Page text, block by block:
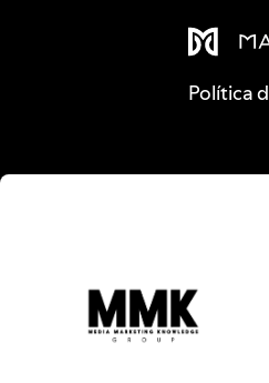
Política